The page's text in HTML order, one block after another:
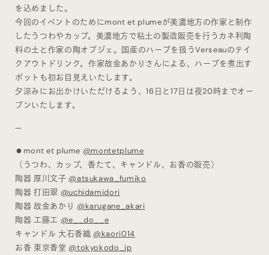
を込めました。
今回のイベントのためにmont et plumeが美濃地方の作家と制作
したうつわやカップ。美濃地方で粘土の製造販売を行うカネ利陶
料の土と作家の陶オブジェ。国産のハーブを扱うVerseauのテイ
クアウトドリンク。作家故金あかりさんによる、ハーブを煮出す
ポットも初お目見えいたします。
夕涼みにお出かけいただけるよう、16日と17日は夜20時までオー
プンいたします。
—
⚫︎mont et plume @montetplume
（うつわ、カップ、香たて、キャンドル、お香の販売）
陶器 厚川文子 @atsukawa_fumiko
陶器 打田翠 @uchidamidori
陶器 故金あかり @karugane_akari
陶器 工藤工 @e__do__e
キャンドル 大石香織 @kaori014
お香 東京香堂 @tokyokodo_jp